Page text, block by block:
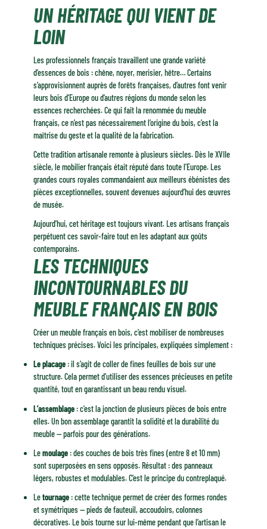
Les techniques incontournables du meuble français en bois
Dans les ateliers : là où tradition et création se rencontrent
Des métiers qui se transmettent
Un mobilier local, durable et responsable
UN HÉRITAGE QUI VIENT DE
LOIN
Les professionnels français travaillent une grande variété
d’essences de bois : chêne, noyer, merisier, hêtre… Certains
s’approvisionnent auprès de forêts françaises, d’autres font venir
leurs bois d’Europe ou d’autres régions du monde selon les
essences recherchées. Ce qui fait la renommée du meuble
français, ce n’est pas nécessairement l’origine du bois, c’est la
maîtrise du geste et la qualité de la fabrication.
Cette tradition artisanale remonte à plusieurs siècles. Dès le XVIIe
siècle, le mobilier français était réputé dans toute l’Europe. Les
grandes cours royales commandaient aux meilleurs ébénistes des
pièces exceptionnelles, souvent devenues aujourd’hui des œuvres
de musée.
Aujourd’hui, cet héritage est toujours vivant. Les artisans français
perpétuent ces savoir-faire tout en les adaptant aux goûts
contemporains.
LES TECHNIQUES
INCONTOURNABLES DU
MEUBLE FRANÇAIS EN BOIS
Créer un meuble français en bois, c’est mobiliser de nombreuses
techniques précises. Voici les principales, expliquées simplement :
Le placage : il s’agit de coller de fines feuilles de bois sur une
structure. Cela permet d’utiliser des essences précieuses en petite
quantité, tout en garantissant un beau rendu visuel.
L’assemblage : c’est la jonction de plusieurs pièces de bois entre
elles. Un bon assemblage garantit la solidité et la durabilité du
meuble — parfois pour des générations.
Lemoulage : des couches de bois très fines (entre 8 et 10 mm)
sont superposées en sens opposés. Résultat : des panneaux
légers, robustes et modulables. C’est le principe du contreplaqué.
Letournage : cette technique permet de créer des formes rondes
et symétriques — pieds de fauteuil, accoudoirs, colonnes
décoratives. Le bois tourne sur lui-même pendant que l’artisan le